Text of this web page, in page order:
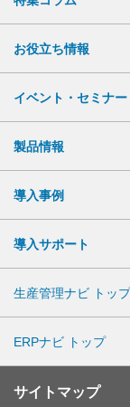
お役立ち情報
イベント・セミナー
製品情報
導入事例
導入サポート
生産管理ナビ トップ
ERPナビ トップ
サイトマップ